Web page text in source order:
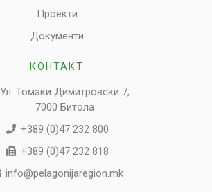
Проекти
Документи
КОНТАКТ
Ул. Томаки Димитровски 7,
7000 Битола
+389 (0)47 232 800
+389 (0)47 232 818
info@pelagonijaregion.mk